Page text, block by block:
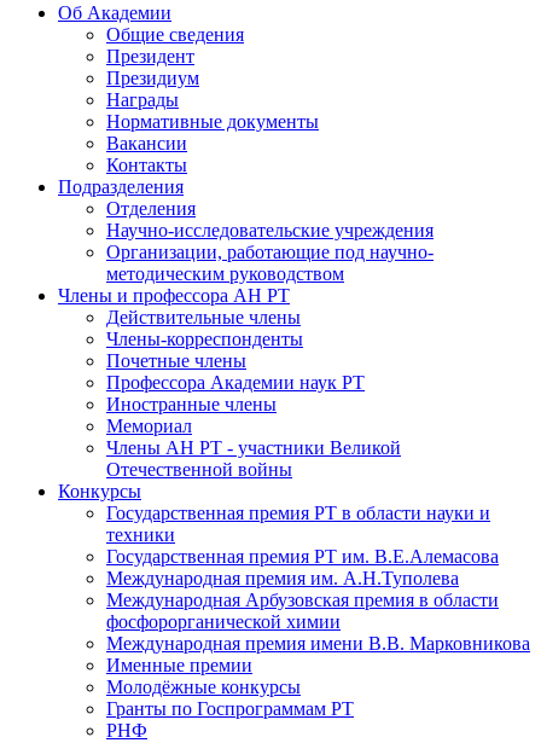
Об Академии
Общие сведения
Президент
Президиум
Награды
Нормативные документы
Вакансии
Контакты
Подразделения
Отделения
Научно-исследовательские учреждения
Организации, работающие под научно-
методическим руководством
Члены и профессора АН РТ
Действительные члены
Члены-корреспонденты
Почетные члены
Профессора Академии наук РТ
Иностранные члены
Мемориал
Члены АН РТ - участники Великой
Отечественной войны
Конкурсы
Государственная премия РТ в области науки и
техники
Государственная премия РТ им. В.Е.Алемасова
Международная премия им. А.Н.Туполева
Международная Арбузовская премия в области
фосфорорганической химии
Международная премия имени В.В. Марковникова
Именные премии
Молодёжные конкурсы
Гранты по Госпрограммам РТ
РНФ